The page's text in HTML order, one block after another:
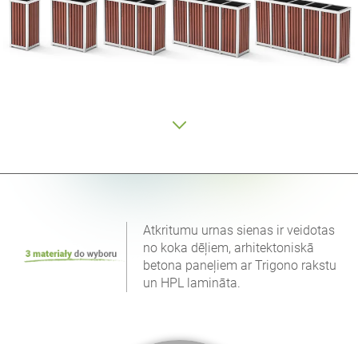
Atkritumu urnas sienas ir veidotas
no koka dēļiem, arhitektoniskā
betona paneļiem ar Trigono rakstu
un HPL lamināta.